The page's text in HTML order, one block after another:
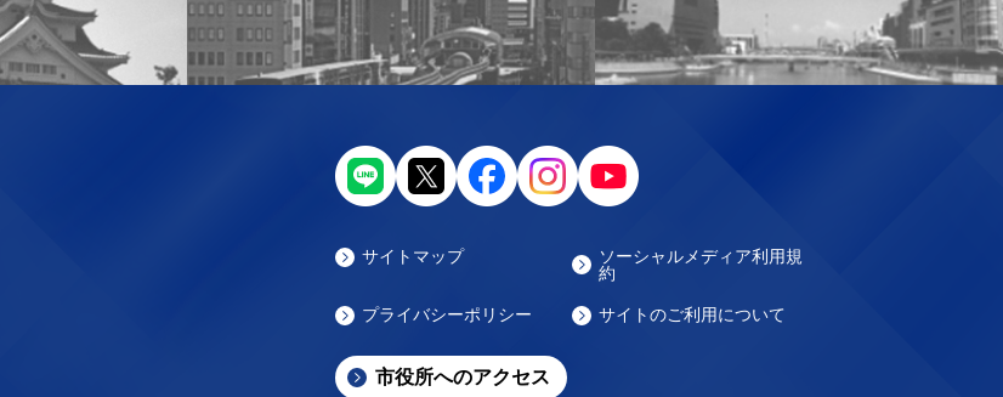
サイトマップ
ソーシャルメディア利用規
約
プライバシーポリシー サイトのご利用について
市役所へのアクセス